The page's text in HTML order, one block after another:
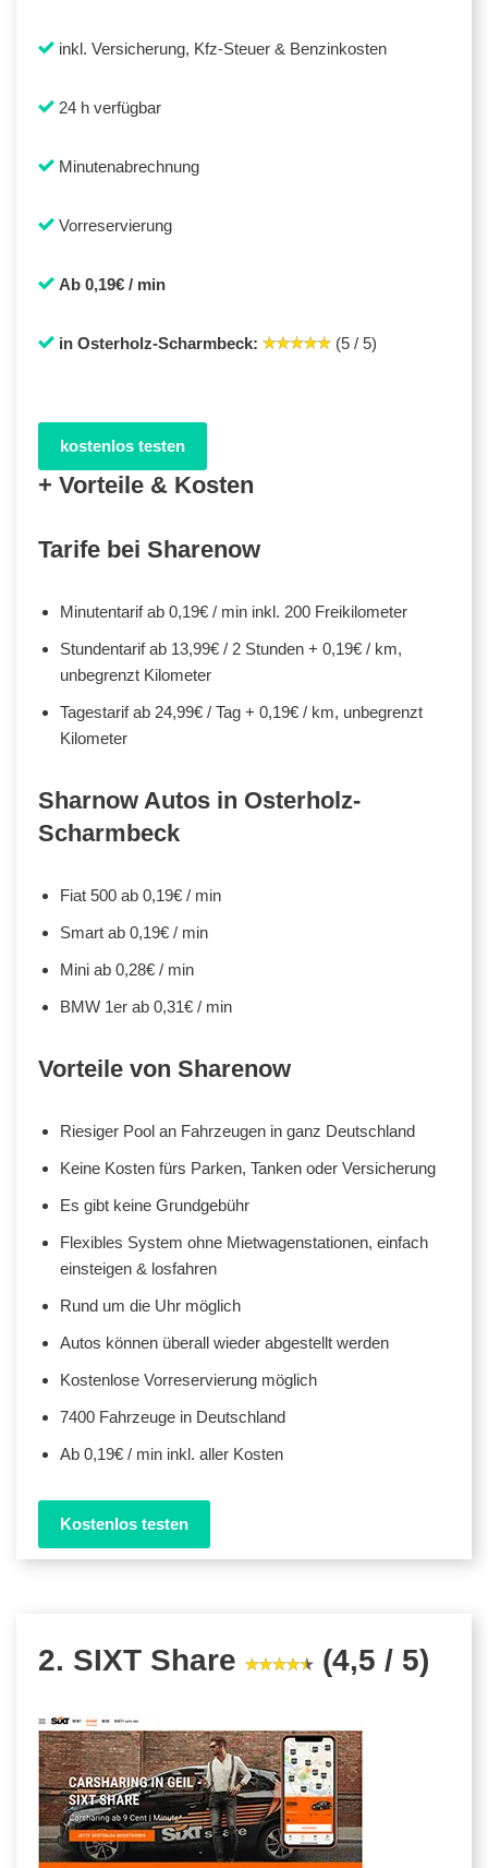
inkl. Versicherung, Kfz-Steuer & Benzinkosten
24 h verfügbar
Minutenabrechnung
Vorreservierung
Ab 0,19€ / min
in Osterholz-Scharmbeck: (5 / 5)
kostenlos testen
+ Vorteile & Kosten
Tarife bei Sharenow
Minutentarif ab 0,19€ / min inkl. 200 Freikilometer
Stundentarif ab 13,99€ / 2 Stunden + 0,19€ / km,
unbegrenzt Kilometer
Tagestarif ab 24,99€ / Tag + 0,19€ / km, unbegrenzt
Kilometer
Sharnow Autos in Osterholz-
Scharmbeck
Fiat 500 ab 0,19€ / min
Smart ab 0,19€ / min
Mini ab 0,28€ / min
BMW 1er ab 0,31€ / min
Vorteile von Sharenow
Riesiger Pool an Fahrzeugen in ganz Deutschland
Keine Kosten fürs Parken, Tanken oder Versicherung
Es gibt keine Grundgebühr
Flexibles System ohne Mietwagenstationen, einfach
einsteigen & losfahren
Rund um die Uhr möglich
Autos können überall wieder abgestellt werden
Kostenlose Vorreservierung möglich
7400 Fahrzeuge in Deutschland
Ab 0,19€ / min inkl. aller Kosten
Kostenlos testen
2. SIXT Share (4,5 / 5)